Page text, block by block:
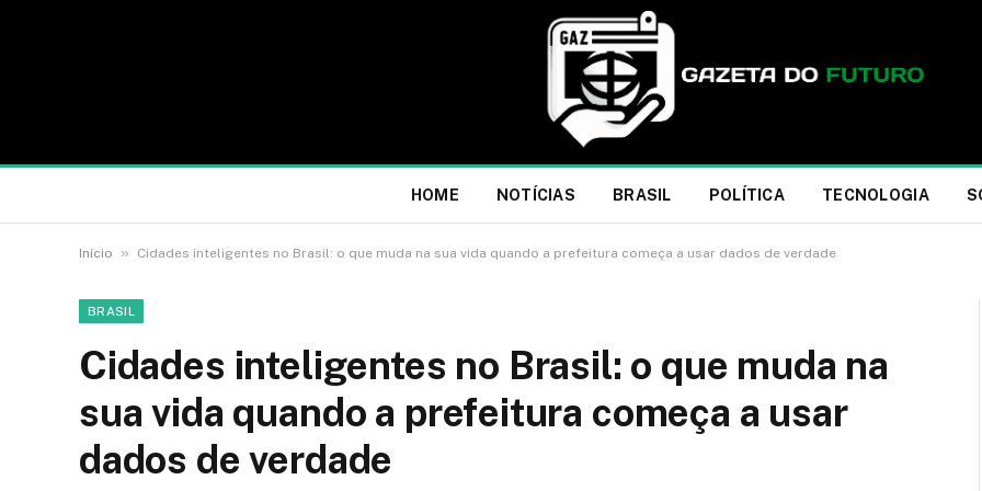
HOME NOTÍCIAS BRASIL POLÍTICA TECNOLOGIA
Início » Cidades inteligentes no Brasil: o que muda na sua vida quando a prefeitura começa a usar dados de verdade
BRASIL
Cidades inteligentes no Brasil: o que muda na
sua vida quando a prefeitura começa a usar
dados de verdade